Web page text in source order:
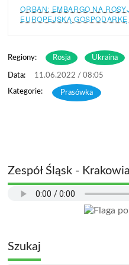
ORBAN: EMBARGO NA
EUROPEJSKĄ
Regiony: Rosja Ukraina
11.06.2022 / 08:05
Prasówka
Zespół Śląsk -
Szukaj